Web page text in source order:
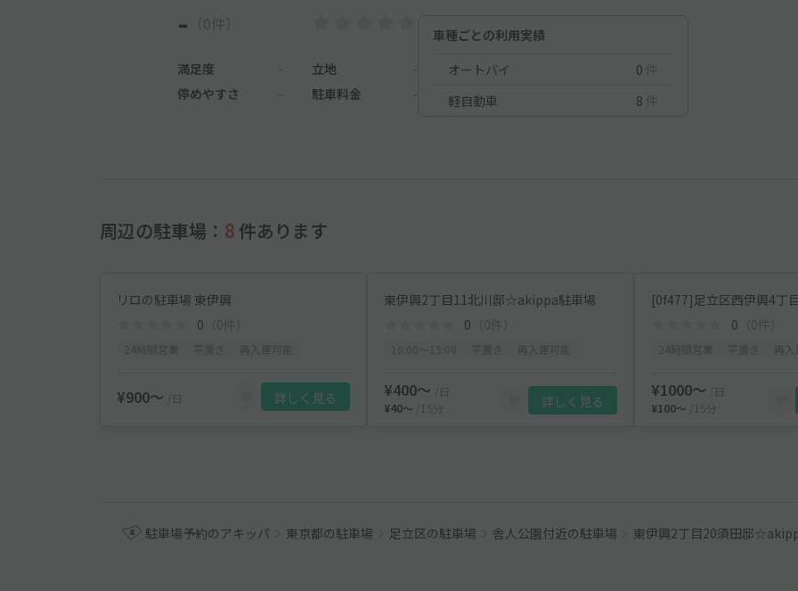
- （0件）
満足度 立地
停めやすさ
駐車料金
車種ごとの利用実績
オートバイ
0 件
軽自動車
8 件
周辺の駐車場： 8 件あります
リロの駐車場 東伊興
0 （0件）
¥900〜 /日 詳しく見る
東伊興2丁目11北川邸☆akippa駐車場
0 （0件）
¥400〜
/日
¥40〜
/15分 詳しく見る
0 （0件）
¥1000〜
/日
¥100〜
/15分
駐車場予約のアキッパ 東京都の駐車場 足立区の駐車場 舎人公園付近の駐車場 東伊興2丁目20須田邸